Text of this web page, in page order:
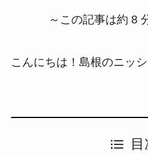
～この記事は約 8
こんにちは！島根のニッシ
目